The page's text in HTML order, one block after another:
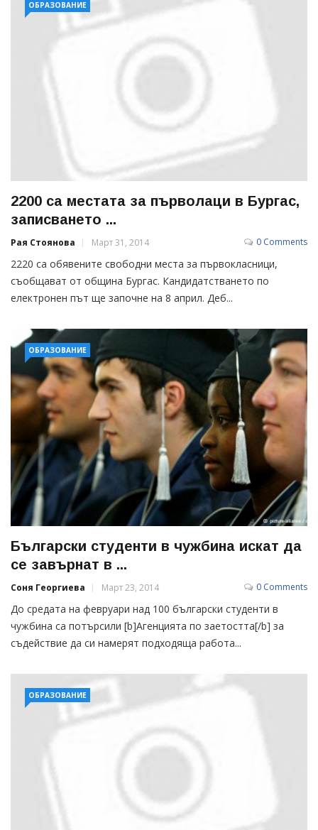
ОБРАЗОВАНИЕ
2200 са местата за първолаци в Бургас,
записването ...
Рая Стоянова Март 31, 2014 0 Comments
2220 са обявените свободни места за първокласници,
съобщават от община Бургас. Кандидатстването по
електронен път ще започне на 8 април. Деб...
ОБРАЗОВАНИЕ
Български студенти в чужбина искат да
се завърнат в ...
Соня Георгиева Март 23, 2014 0 Comments
До средата на февруари над 100 български студенти в
чужбина са потърсили [b]Агенцията по заетостта[/b] за
съдействие да си намерят подходяща работа...
ОБРАЗОВАНИЕ